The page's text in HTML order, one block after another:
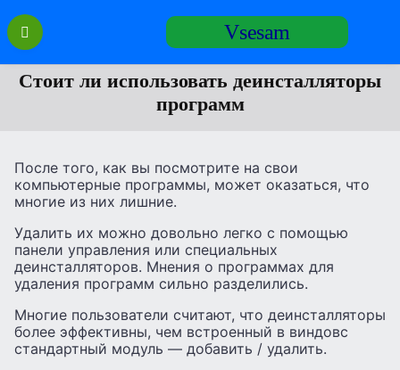
Перейти
содержанию
Vsesam
Стоит ли использовать деинсталляторы
программ
После того, как вы посмотрите на свои
компьютерные программы, может оказаться, что
многие из них лишние.
Удалить их можно довольно легко с помощью
панели управления или специальных
деинсталляторов. Мнения о программах для
удаления программ сильно разделились.
Многие пользователи считают, что деинсталляторы
более эффективны, чем встроенный в виндовс
стандартный модуль — добавить / удалить.